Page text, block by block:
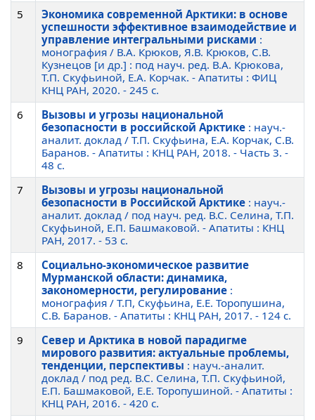
5
Экономика современной Арктики: в основе
успешности эффективное взаимодействие и
управление интегральными рисками :
монография / В.А. Крюков, Я.В. Крюков, С.В.
Кузнецов [и др.] : под науч. ред. В.А. Крюкова,
Т.П. Скуфьиной, Е.А. Корчак. - Апатиты : ФИЦ
КНЦ РАН, 2020. - 245 c.
6
Вызовы и угрозы национальной
безопасности в российской Арктике : науч.-
аналит. доклад / Т.П. Скуфьина, Е.А. Корчак, С.В.
Баранов. - Апатиты : КНЦ РАН, 2018. - Часть 3. -
48 c.
7
Вызовы и угрозы национальной
безопасности в Российской Арктике : науч.-
аналит. доклад / под науч. ред. В.С. Селина, Т.П.
Скуфьиной, Е.П. Башмаковой. - Апатиты : КНЦ
РАН, 2017. - 53 c.
8
Социально-экономическое развитие
Мурманской области: динамика,
закономерности, регулирование :
монография / Т.П, Скуфьина, Е.Е. Торопушина,
С.В. Баранов. - Апатиты : КНЦ РАН, 2017. - 124 c.
9
Север и Арктика в новой парадигме
мирового развития: актуальные проблемы,
тенденции, перспективы : науч.-аналит.
доклад / под ред. В.С. Селина, Т.П. Скуфьиной,
Е.П. Башмаковой, Е.Е. Торопушиной. - Апатиты :
КНЦ РАН, 2016. - 420 c.